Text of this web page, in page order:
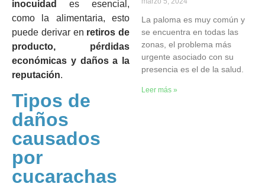
inocuidad
es esencial,
como la alimentaria, esto
puede derivar en retiros de
producto, pérdidas
económicas y daños a la
reputación.
Tipos de
daños
causados
por
cucarachas
La paloma es muy común y
se encuentra en todas las
zonas, el problema más
urgente asociado con su
presencia es el de la salud.
Leer más »